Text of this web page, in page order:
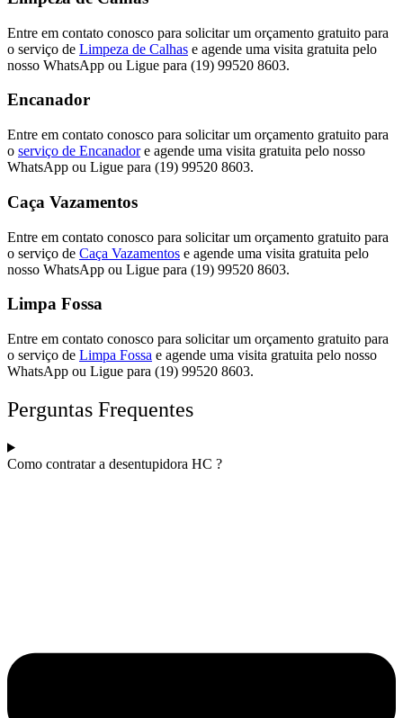
Entre em contato conosco para solicitar um orçamento gratuito para
o serviço de Limpeza de Calhas e agende uma visita gratuita pelo
nosso WhatsApp ou Ligue para (19) 99520 8603.
Encanador
Entre em contato conosco para solicitar um orçamento gratuito para
o serviço de Encanadore agende uma visita gratuita pelo nosso
WhatsApp ou Ligue para (19) 99520 8603.
Caça Vazamentos
Entre em contato conosco para solicitar um orçamento gratuito para
o serviço de Caça Vazamentos e agende uma visita gratuita pelo
nosso WhatsApp ou Ligue para (19) 99520 8603.
Limpa Fossa
Entre em contato conosco para solicitar um orçamento gratuito para
o serviço de Limpa Fossa e agende uma visita gratuita pelo nosso
WhatsApp ou Ligue para (19) 99520 8603.
Perguntas Frequentes
Como contratar a desentupidora HC ?